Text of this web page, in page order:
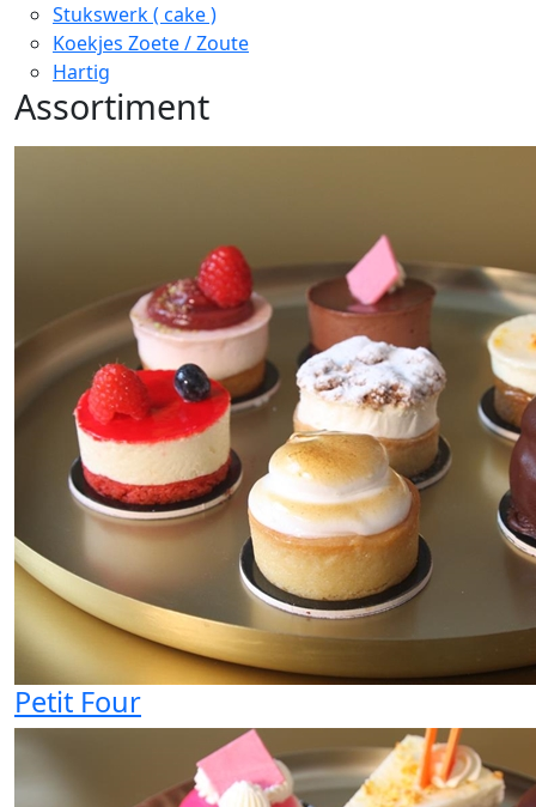
Stukswerk ( cake )
Koekjes Zoete / Zoute
Hartig
Assortiment
Petit Four